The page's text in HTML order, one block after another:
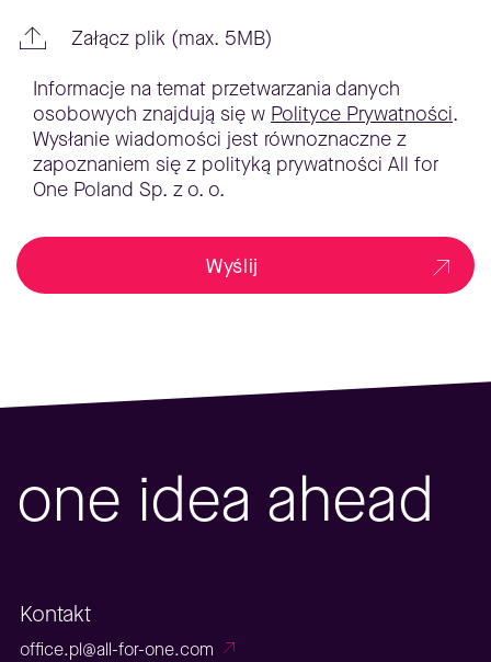
Załącz plik (max. 5MB)
Informacje na temat przetwarzania danych
osobowych znajdują się w Polityce Prywatności.
Wysłanie wiadomości jest równoznaczne z
zapoznaniem się z polityką prywatności All for
One Poland Sp. z o. o.
Wyślij
one idea ahead
Kontakt
office.pl@all-for-one.com